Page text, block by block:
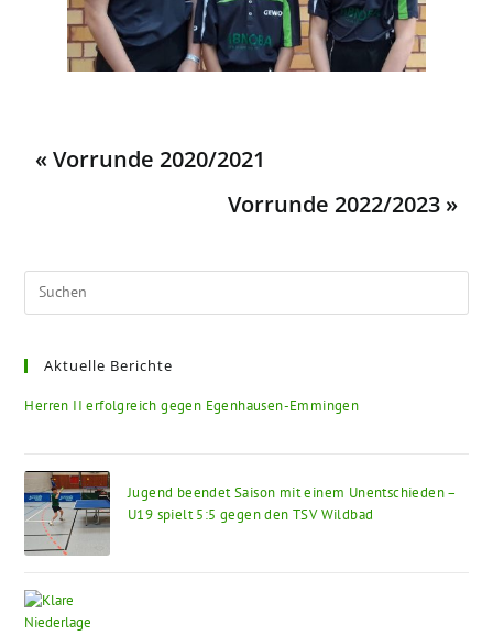
« Vorrunde 2020/2021
Vorrunde 2022/2023 »
Aktuelle Berichte
Herren II erfolgreich gegen Egenhausen-Emmingen
Jugend beendet Saison mit einem Unentschieden –
U19 spielt 5:5 gegen den TSV Wildbad